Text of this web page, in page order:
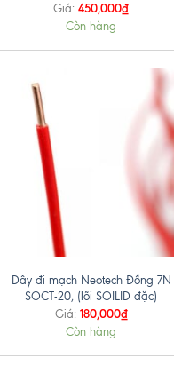
Giá: 450,000₫
Còn hàng
Dây đi mạch Neotech Đồng 7N
SOCT-20, (lõi SOILID đặc)
Giá: 180,000₫
Còn hàng